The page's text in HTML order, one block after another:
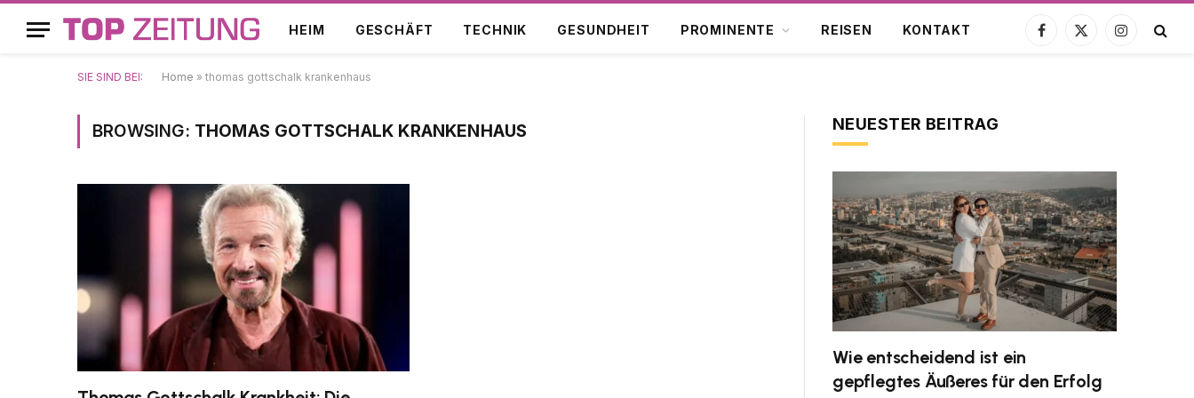
HEIM GESCHÄFT TECHNIK GESUNDHEIT PROMINENTE REISEN KONTAKT
Facebook
X
Instagram
SIE SIND BEI: Home » thomas gottschalk krankenhaus
BROWSING: THOMAS GOTTSCHALK KRANKENHAUS NEUESTER BEITRAG
Wie entscheidend ist ein
gepflegtes Äußeres für den Erfolg